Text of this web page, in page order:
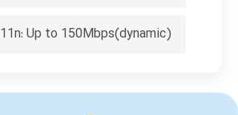
11n: Up to 150Mbps(dynamic)